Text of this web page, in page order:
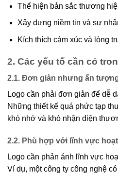
Thể hiện bản sắc thương
Xây dựng niềm tin và sự
Kích thích cảm xúc và lòng
2. Các yếu tố cần có
2.1. Đơn giản nhưng ấn
Logo cần phải đơn giản để dễ
Những thiết kế quá phức tạp
khó nhớ và khó nhận diện
2.2. Phù hợp với lĩnh vực
Logo cần phản ánh lĩnh vực
Ví dụ, một công ty công nghệ